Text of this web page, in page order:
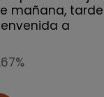
mañana,
a